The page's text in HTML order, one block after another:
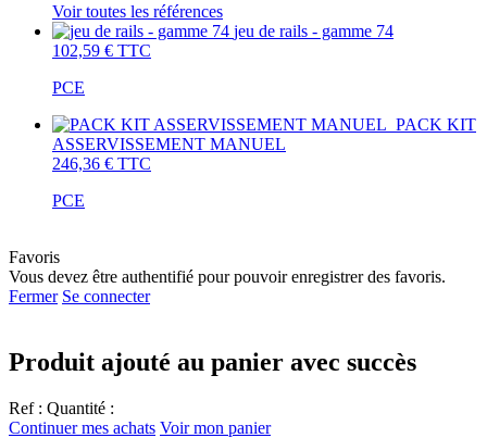
Voir toutes les références
jeu de rails - gamme 74
102,59 € TTC
PCE
PACK KIT
ASSERVISSEMENT MANUEL
246,36 € TTC
PCE
Favoris
Vous devez être authentifié pour pouvoir enregistrer des favoris.
Fermer Se connecter
Produit ajouté au panier avec succès
Ref : Quantité :
Continuer mes achats Voir mon panier